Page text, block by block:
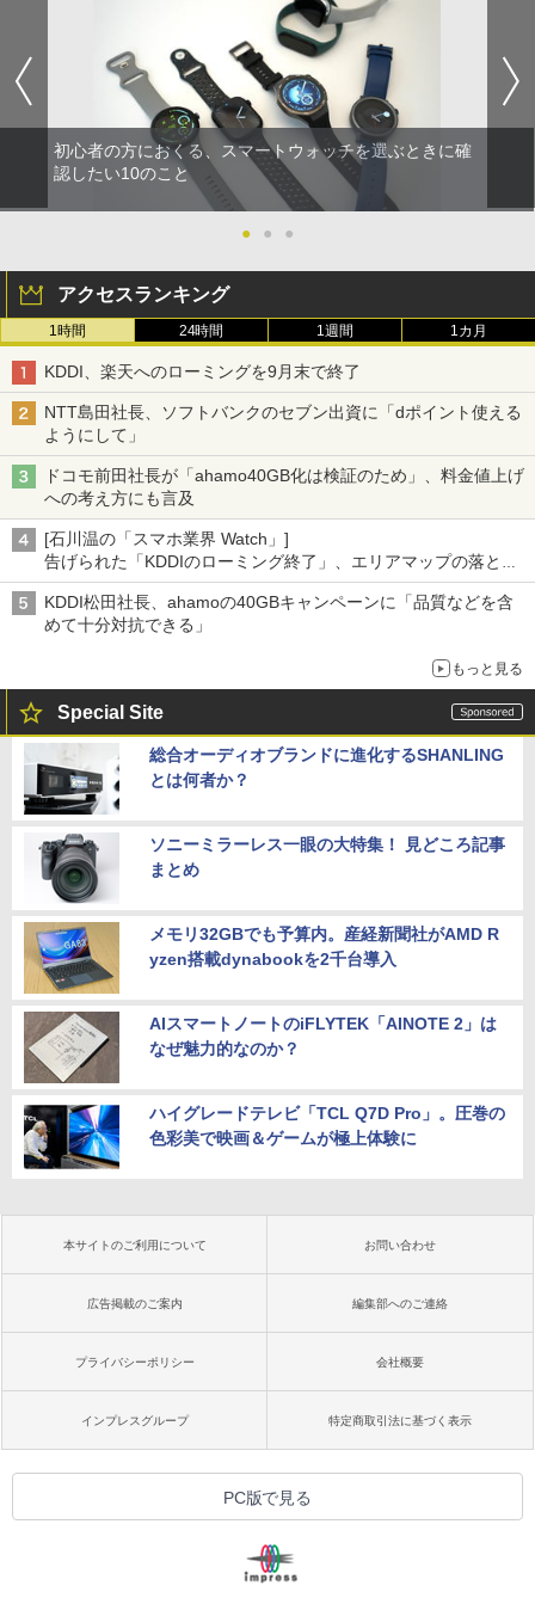
初心者の方におくる、スマートウォッチを選ぶときに確
認したい10のこと
● ● ●
アクセスランキング
1時間 24時間 1週間 1カ月
KDDI、楽天へのローミングを9月末で終了
NTT島田社長、ソフトバンクのセブン出資に「dポイント使える
ようにして」
ドコモ前田社長が「ahamo40GB化は検証のため」、料金値上げ
への考え方にも言及
[石川温の「スマホ業界 Watch」]
告げられた「KDDIのローミング終了」、エリアマップの落とし
穴と楽天モバイルの課題
KDDI松田社長、ahamoの40GBキャンペーンに「品質などを含
めて十分対抗できる」
もっと見る
Special Site
総合オーディオブランドに進化するSHANLING
とは何者か？
ソニーミラーレス一眼の大特集！ 見どころ記事
まとめ
メモリ32GBでも予算内。産経新聞社がAMD R
yzen搭載dynabookを2千台導入
AIスマートノートのiFLYTEK「AINOTE 2」は
なぜ魅力的なのか？
ハイグレードテレビ「TCL Q7D Pro」。圧巻の
色彩美で映画＆ゲームが極上体験に
本サイトのご利用について お問い合わせ
広告掲載のご案内 編集部へのご連絡
プライバシーポリシー 会社概要
インプレスグループ 特定商取引法に基づく表示
PC版で見る